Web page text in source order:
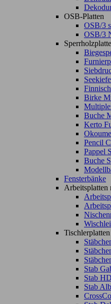
OSB-Platten
OSB/3
OSB/3
Birke
Buche
Kerto
Pencil
Pappel
Buche
Fensterbänke
Arbeitsplatten
Tischlerplatten
Stab
Stab
Stab